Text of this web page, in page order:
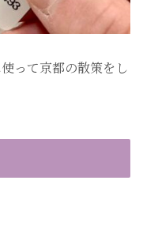
って京都の散策をし